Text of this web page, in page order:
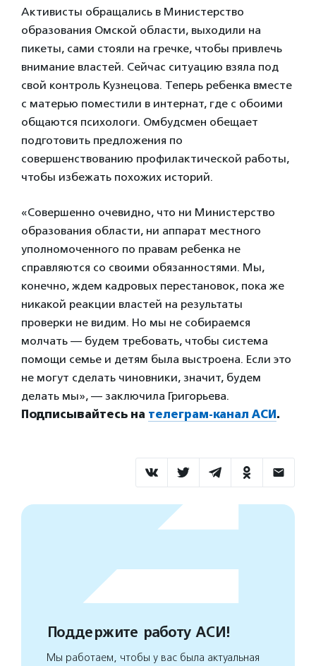
Активисты обращались в Министерство
образования Омской области, выходили на
пикеты, сами стояли на гречке, чтобы привлечь
внимание властей. Сейчас ситуацию взяла под
свой контроль Кузнецова. Теперь ребенка вместе
с матерью поместили в интернат, где с обоими
общаются психологи. Омбудсмен обещает
подготовить предложения по
совершенствованию профилактической работы,
чтобы избежать похожих историй.
«Совершенно очевидно, что ни Министерство
образования области, ни аппарат местного
уполномоченного по правам ребенка не
справляются со своими обязанностями. Мы,
конечно, ждем кадровых перестановок, пока же
никакой реакции властей на результаты
проверки не видим. Но мы не собираемся
молчать — будем требовать, чтобы система
помощи семье и детям была выстроена. Если это
не могут сделать чиновники, значит, будем
делать мы», — заключила Григорьева.
Подписывайтесь на телеграм-канал АСИ .
Поддержите работу АСИ!
Мы работаем, чтобы у вас была актуальная